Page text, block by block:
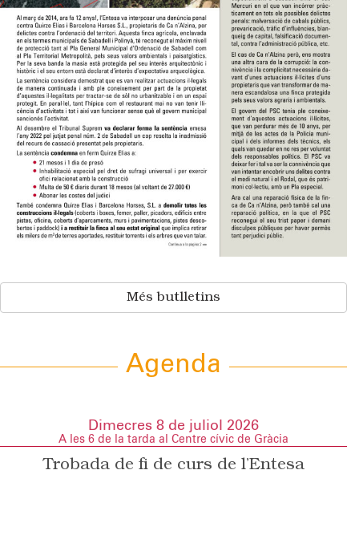
Més butlletins
Agenda
Dimecres 8 de juliol 2026
A les 6 de la tarda al Centre cívic de Gràcia
Trobada de fi de curs de l’Entesa